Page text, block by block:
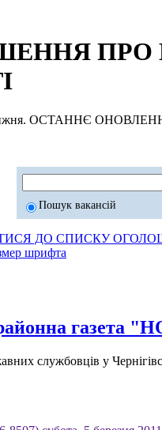
ПРО
ОСТАННЄ
Пошук вакансій
ДО СПИСКУ
шрифта
газета
службовців у